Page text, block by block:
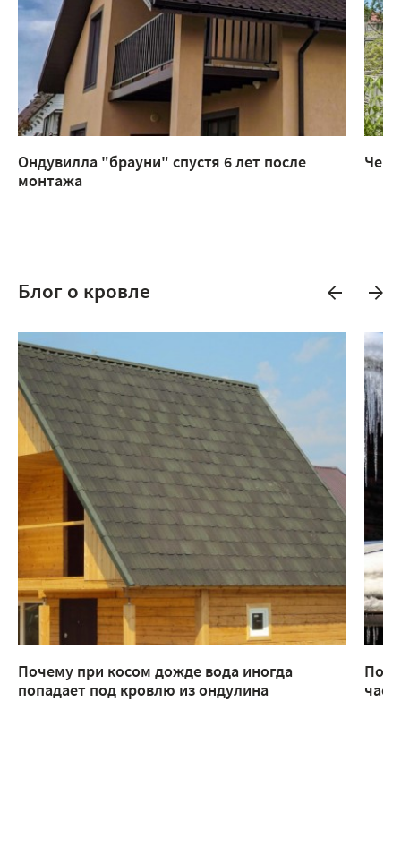
Ондувилла "брауни" спустя 6 лет после
монтажа
Блог о кровле
Почему при косом дожде вода иногда
попадает под кровлю из ондулина